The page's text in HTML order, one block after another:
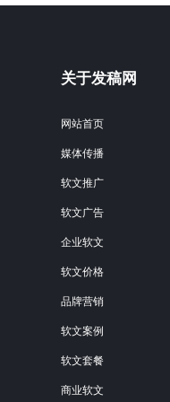
关于发稿网
网站首页
媒体传播
软文推广
软文广告
企业软文
软文价格
品牌营销
软文案例
软文套餐
商业软文